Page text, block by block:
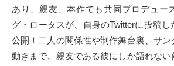
あり、親友、本作でも共同プロデュー
グ・ロータスが、自身のTwitterに投稿
公開！二人の関係性や制作舞台裏、サ
動きまで、親友である彼にしか語れない